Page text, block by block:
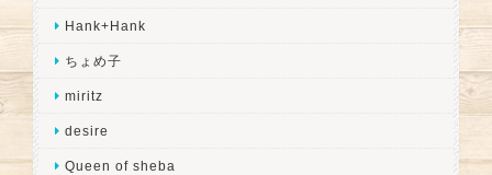
Hank+Hank
ちょめ子
miritz
desire
Queen of sheba